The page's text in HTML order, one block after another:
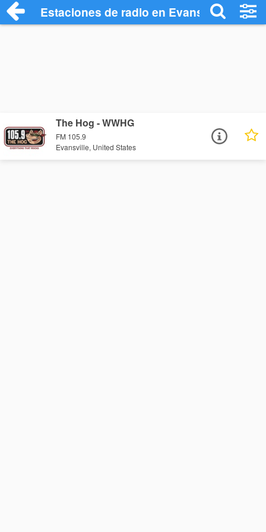
Estaciones de radio en Evansville -
The Hog - WWHG
FM 105.9
Evansville, United States